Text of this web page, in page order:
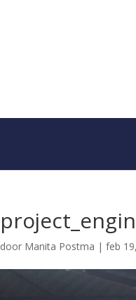
door Manita Postma | feb